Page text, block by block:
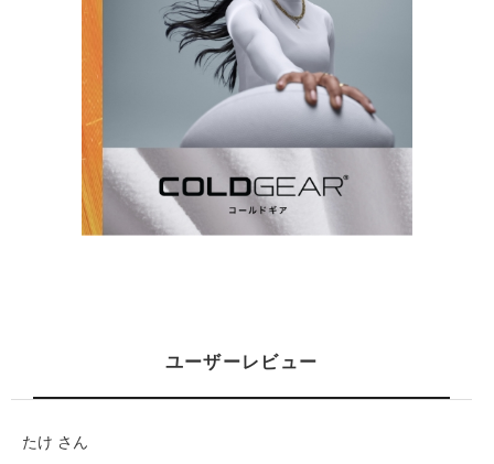
ユーザーレビュー
たけ さん